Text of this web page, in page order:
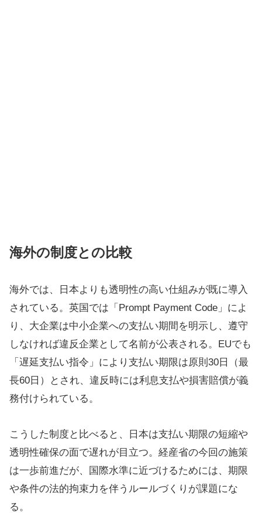
海外の制度との比較
海外では、日本よりも透明性の高い仕組みが既に導入
されている。英国では「Prompt Payment Code」によ
り、大企業は中小企業への支払い期間を明示し、遵守
しなければ違反企業として名前が公表される。EUでも
「遅延支払い指令」により支払い期限は原則30日（最
長60日）とされ、違反時には利息支払や損害賠償が義
務付けられている。
こうした制度と比べると、日本は支払い期限の短縮や
透明性確保の面で遅れが目立つ。経産省の今回の施策
は一歩前進だが、国際水準に近づけるためには、期限
や条件の法的拘束力を伴うルールづくりが課題にな
る。